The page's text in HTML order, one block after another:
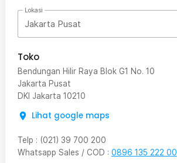
Lokasi
Jakarta Pusat
Toko
Bendungan Hilir Raya Blok G1 No. 10
Jakarta Pusat
DKI Jakarta 10210
Lihat google maps
Telp : (021) 39 700 200
Whatsapp Sales / COD : 0896 135 222 00